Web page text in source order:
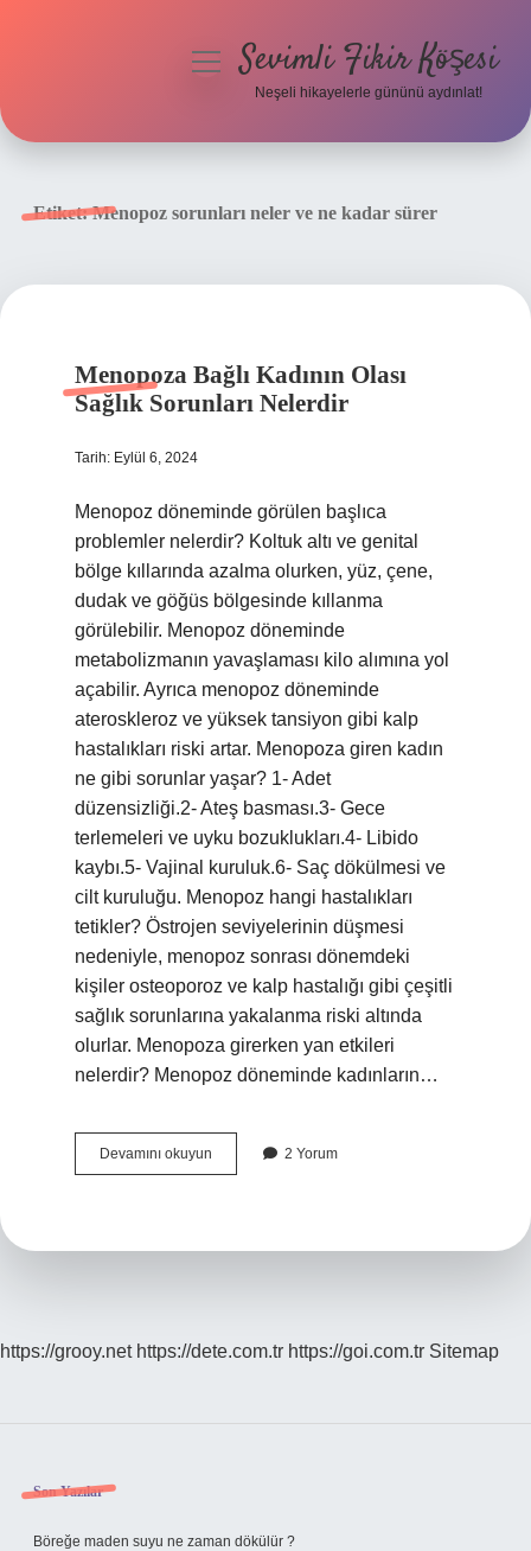
menüyüSevimli Fikir Köşesi
Neşeli hikayelerle gününü aydınlat!
Etiket:Menopoz sorunları neler ve ne kadar sürer
Menopoza Bağlı Kadının Olası
Sağlık Sorunları Nelerdir
Tarih: Eylül 6, 2024
Menopoz döneminde görülen başlıca
problemler nelerdir? Koltuk altı ve genital
bölge kıllarında azalma olurken, yüz, çene,
dudak ve göğüs bölgesinde kıllanma
görülebilir. Menopoz döneminde
metabolizmanın yavaşlaması kilo alımına yol
açabilir. Ayrıca menopoz döneminde
ateroskleroz ve yüksek tansiyon gibi kalp
hastalıkları riski artar. Menopoza giren kadın
ne gibi sorunlar yaşar? 1- Adet
düzensizliği.2- Ateş basması.3- Gece
terlemeleri ve uyku bozuklukları.4- Libido
kaybı.5- Vajinal kuruluk.6- Saç dökülmesi ve
cilt kuruluğu. Menopoz hangi hastalıkları
tetikler? Östrojen seviyelerinin düşmesi
nedeniyle, menopoz sonrası dönemdeki
kişiler osteoporoz ve kalp hastalığı gibi çeşitli
sağlık sorunlarına yakalanma riski altında
olurlar. Menopoza girerken yan etkileri
nelerdir? Menopoz döneminde kadınların…
Devamını okuyun Menopoza
Bağlı
2 Yorum
https://grooy.net https://dete.com.tr https://goi.com.tr Sitemap
Sidebar
Son Yazılar
Böreğe maden suyu ne zaman dökülür ?